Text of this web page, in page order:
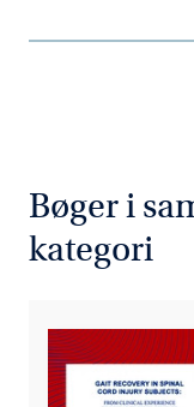
Bøger i
kategori